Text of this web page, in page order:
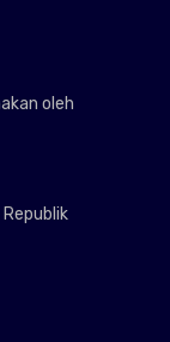
oleh